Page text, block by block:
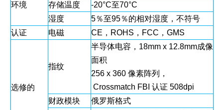
环境
存储温度
-20°C至70°C
湿度
5％至95％的相对湿度，不符号
认证
电磁 CE，ROHS，FCC，GMS
选修的
指纹
半导体电容，18mm x 12.8mm成像
面积
256 x 360 像素阵列，
Crossmatch FBI 认证 508dpi
财政模块
俄罗斯格式